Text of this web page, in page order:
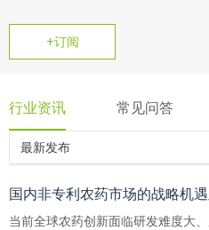
+订阅
行业资讯 常见问答
最新发布
国内非专利农药市场的战略机
当前全球农药创新面临研发难度大